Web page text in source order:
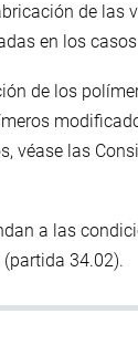
de las
en los
de los
véase las
a las
(partida 34.02).